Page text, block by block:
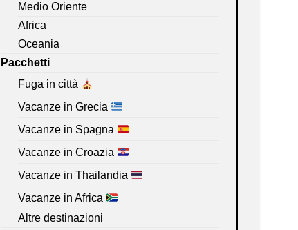
Medio Oriente
Africa
Oceania
Pacchetti
Fuga in città
Vacanze in Grecia
Vacanze in Spagna
Vacanze in Croazia
Vacanze in Thailandia
Vacanze in Africa
Altre destinazioni